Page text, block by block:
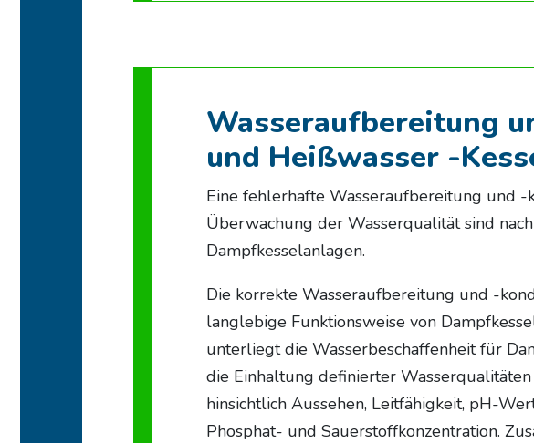
Wasseraufbereitung
und Heißwasser -
Eine fehlerhafte Wasseraufbereitung und
Überwachung der Wasserqualität sind
Dampfkesselanlagen.
Die korrekte Wasseraufbereitung und -
langlebige Funktionsweise von
unterliegt die Wasserbeschaffenheit für
die Einhaltung definierter
hinsichtlich Aussehen, Leitfähigkeit, pH-
Phosphat- und Sauerstoffkonzentration.